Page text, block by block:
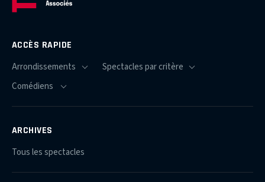
ACCÈS RAPIDE
ARCHIVES
Tous les spectacles